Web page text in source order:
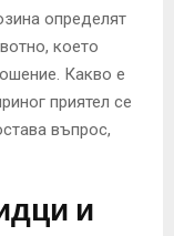
определят
което
Какво е
приятел се
въпрос,
и